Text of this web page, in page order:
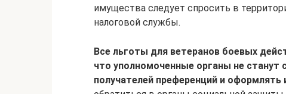
имущества следует спросить в
налоговой службы.
Все льготы для ветеранов боевых
что уполномоченные органы не станут
получателей преференций и оформлять